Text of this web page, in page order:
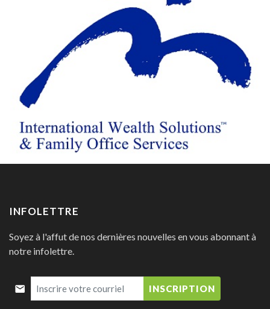
INFOLETTRE
Soyez à l'affut de nos dernières nouvelles en vous abonnant à
notre infolettre.
INSCRIPTION